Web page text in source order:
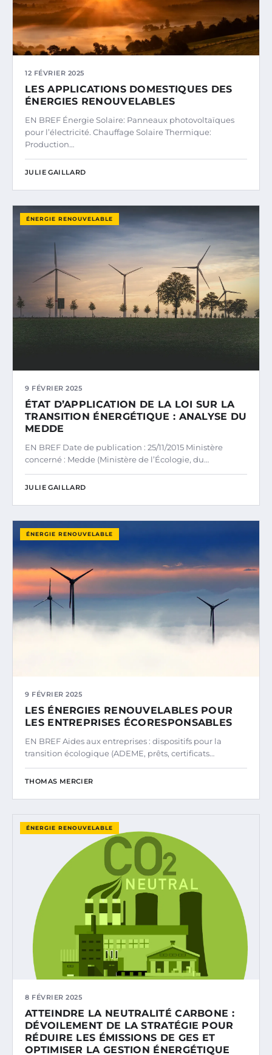
12 FÉVRIER 2025
LES APPLICATIONS DOMESTIQUES DES
ÉNERGIES RENOUVELABLES
EN BREF Énergie Solaire: Panneaux photovoltaïques
pour l’électricité. Chauffage Solaire Thermique:
Production…
JULIE GAILLARD
ÉNERGIE RENOUVELABLE
9 FÉVRIER 2025
ÉTAT D’APPLICATION DE LA LOI SUR LA
TRANSITION ÉNERGÉTIQUE : ANALYSE DU
MEDDE
EN BREF Date de publication : 25/11/2015 Ministère
concerné : Medde (Ministère de l’Écologie, du…
JULIE GAILLARD
ÉNERGIE RENOUVELABLE
9 FÉVRIER 2025
LES ÉNERGIES RENOUVELABLES POUR
LES ENTREPRISES ÉCORESPONSABLES
EN BREF Aides aux entreprises : dispositifs pour la
transition écologique (ADEME, prêts, certificats…
THOMAS MERCIER
ÉNERGIE RENOUVELABLE
8 FÉVRIER 2025
ATTEINDRE LA NEUTRALITÉ CARBONE :
DÉVOILEMENT DE LA STRATÉGIE POUR
RÉDUIRE LES ÉMISSIONS DE GES ET
OPTIMISER LA GESTION ÉNERGÉTIQUE